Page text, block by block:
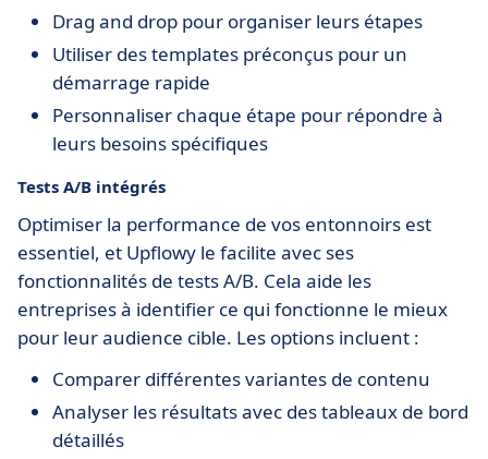
Drag and drop pour organiser leurs étapes
Utiliser des templates préconçus pour un
démarrage rapide
Personnaliser chaque étape pour répondre à
leurs besoins spécifiques
Tests A/B intégrés
Optimiser la performance de vos entonnoirs est
essentiel, et Upflowy le facilite avec ses
fonctionnalités de tests A/B. Cela aide les
entreprises à identifier ce qui fonctionne le mieux
pour leur audience cible. Les options incluent :
Comparer différentes variantes de contenu
Analyser les résultats avec des tableaux de bord
détaillés